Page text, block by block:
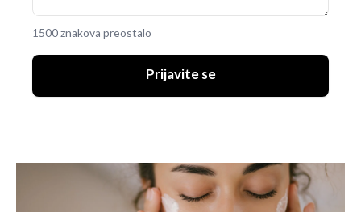
1500 znakova preostalo
Prijavite se